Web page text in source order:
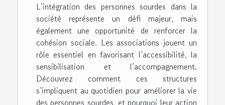
L’intégration des personnes sourdes dans la
société représente un défi majeur, mais
également une opportunité de renforcer la
cohésion sociale. Les associations jouent un
rôle essentiel en favorisant l’accessibilité, la
sensibilisation et l’accompagnement.
Découvrez comment ces structures
s’impliquent au quotidien pour améliorer la vie
des personnes sourdes, et pourquoi leur action